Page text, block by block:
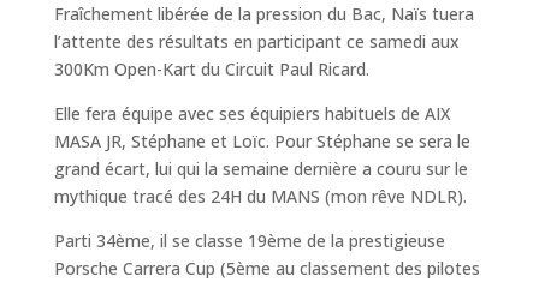
Fraîchement libérée de la pression du Bac, Naïs tuera
l’attente des résultats en participant ce samedi aux
300Km Open-Kart du Circuit Paul Ricard.
Elle fera équipe avec ses équipiers habituels de AIX
MASA JR, Stéphane et Loïc. Pour Stéphane se sera le
grand écart, lui qui la semaine dernière a couru sur le
mythique tracé des 24H du MANS (mon rêve NDLR).
Parti 34ème, il se classe 19ème de la prestigieuse
Porsche Carrera Cup (5ème au classement des pilotes